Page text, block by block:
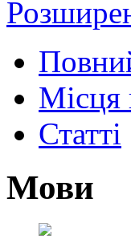
Місця
Статті
Мови